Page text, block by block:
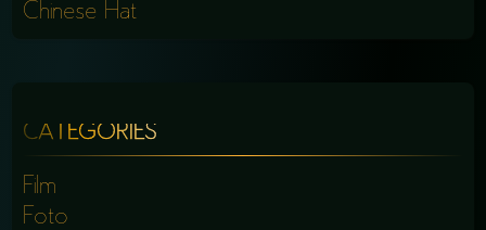
Chinese Hat
CATEGORIES
Film
Foto